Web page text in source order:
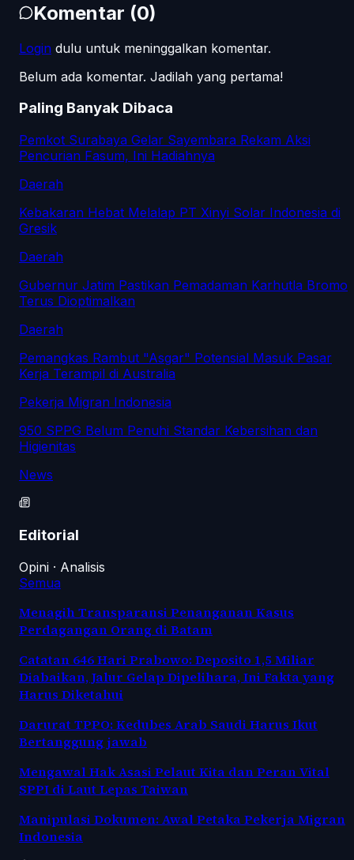
Komentar (0)
Login dulu untuk meninggalkan komentar.
Belum ada komentar. Jadilah yang pertama!
Paling Banyak Dibaca
Pemkot Surabaya Gelar Sayembara Rekam Aksi
Pencurian Fasum, Ini Hadiahnya
Daerah
Kebakaran Hebat Melalap PT Xinyi Solar Indonesia di
Gresik
Daerah
Gubernur Jatim Pastikan Pemadaman Karhutla Bromo
Terus Dioptimalkan
Daerah
Pemangkas Rambut "Asgar" Potensial Masuk Pasar
Kerja Terampil di Australia
Pekerja Migran Indonesia
950 SPPG Belum Penuhi Standar Kebersihan dan
Higienitas
News
Editorial
Opini · Analisis
Semua
Menagih Transparansi Penanganan Kasus
Perdagangan Orang di Batam
Catatan 646 Hari Prabowo: Deposito 1,5 Miliar
Diabaikan, Jalur Gelap Dipelihara, Ini Fakta yang
Harus Diketahui
Darurat TPPO: Kedubes Arab Saudi Harus Ikut
Bertanggung jawab
Mengawal Hak Asasi Pelaut Kita dan Peran Vital
SPPI di Laut Lepas Taiwan
Manipulasi Dokumen: Awal Petaka Pekerja Migran
Indonesia